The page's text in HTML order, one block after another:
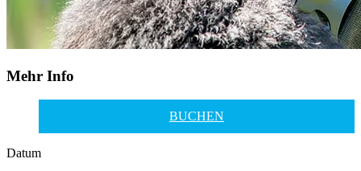
Mehr Info
BUCHEN
Datum